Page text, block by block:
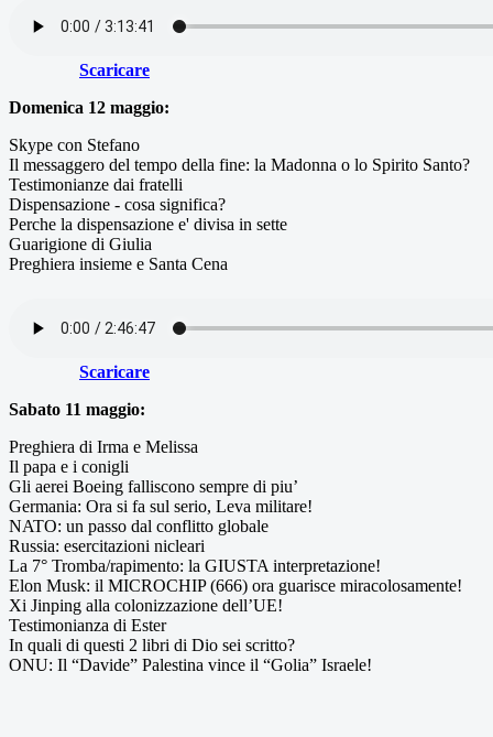
Scaricare
Domenica 12 maggio:
Skype con Stefano
Il messaggero del tempo della fine: la Madonna o lo Spirito Santo?
Testimonianze dai fratelli
Dispensazione - cosa significa?
Perche la dispensazione e' divisa in sette
Guarigione di Giulia
Preghiera insieme e Santa Cena
Scaricare
Sabato 11 maggio:
Preghiera di Irma e Melissa
Il papa e i conigli
Gli aerei Boeing falliscono sempre di piu’
Germania: Ora si fa sul serio, Leva militare!
NATO: un passo dal conflitto globale
Russia: esercitazioni nicleari
La 7° Tromba/rapimento: la GIUSTA interpretazione!
Elon Musk: il MICROCHIP (666) ora guarisce miracolosamente!
Xi Jinping alla colonizzazione dell’UE!
Testimonianza di Ester
In quali di questi 2 libri di Dio sei scritto?
ONU: Il “Davide” Palestina vince il “Golia” Israele!